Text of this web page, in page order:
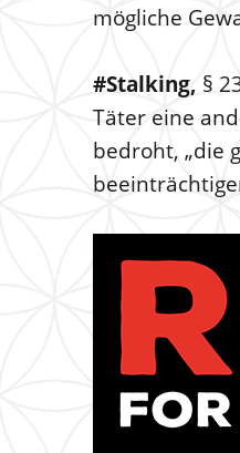
mögliche
#Stalking, §
Täter eine
bedroht, „die